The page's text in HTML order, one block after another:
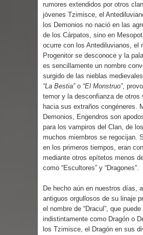
rumores extendidos por otros
jóvenes Tzimisce, el
los Demonios no nació en las
de los Cárpatos, sino en
ocurre con los Antediluvianos, el
Progenitor se desconoce y la
es sencillamente un nombre
surgido de las nieblas
“La Bestia”o “El Monstruo”,
temor y la desconfianza de otros
hacia sus extraños congéneres.
Demonios, Engendros son
para los vampiros del Clan, de
muchos miembros se regocijan.
en los primeros tiempos, eran
mediante otros epítetos menos
como “Escultores” y “Dragones”.
De hecho aún en nuestros días,
antiguos orgullosos de su linaje
el nombre de “Dracul”, que
indistintamente como Dragón o
los Tzimisce, el Dragón en sus